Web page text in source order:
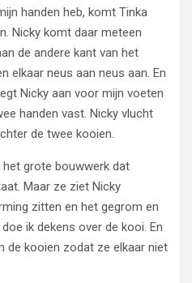
handen heb, komt Tinka
Nicky komt daar meteen
de andere kant van het
elkaar neus aan neus aan. En
Nicky aan voor mijn voeten
handen vast. Nicky vlucht
de twee kooien.
het grote bouwwerk dat
Maar ze ziet Nicky
zitten en het gegrom en
ik dekens over de kooi. En
de kooien zodat ze elkaar niet